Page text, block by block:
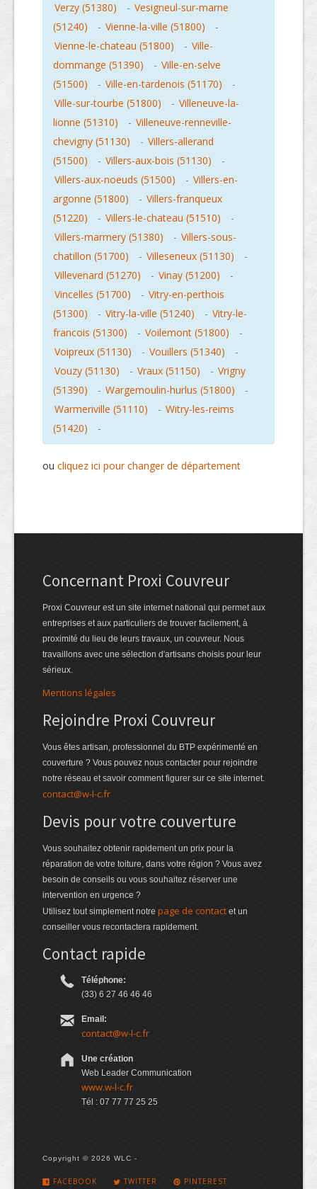
Verzy (51380)
- Vesigneul-sur-marne
(51240)
- Vienne-la-ville (51800)
-
Vienne-le-chateau (51800)
- Ville-
dommange (51390)
- Ville-en-selve
(51500)
- Ville-en-tardenois (51170)
-
Ville-sur-tourbe (51800)
- Villeneuve-la-
lionne (51310)
- Villeneuve-renneville-
chevigny (51130)
- Villers-allerand
(51500)
- Villers-aux-bois (51130)
-
Villers-aux-noeuds (51500)
- Villers-en-
argonne (51800)
- Villers-franqueux
(51220)
- Villers-le-chateau (51510)
-
Villers-marmery (51380)
- Villers-sous-
chatillon (51700)
- Villeseneux (51130)
-
Villevenard (51270)
- Vinay (51200)
-
Vincelles (51700)
- Vitry-en-perthois
(51300)
- Vitry-la-ville (51240) - Vitry-le-
francois (51300)
- Voilemont (51800)
-
Voipreux (51130)
- Vouillers (51340)
-
Vouzy (51130)
- Vraux (51150) - Vrigny
(51390)
- Wargemoulin-hurlus (51800)
-
Warmeriville (51110)
- Witry-les-reims
(51420)
-
ou cliquez ici pour changer de département
Concernant Proxi Couvreur
Proxi Couvreur est un site internet national qui permet aux
entreprises et aux particuliers de trouver facilement, à
proximité du lieu de leurs travaux, un couvreur. Nous
travaillons avec une sélection d'artisans choisis pour leur
sérieux.
Mentions légales
Rejoindre Proxi Couvreur
Vous êtes artisan, professionnel du BTP expérimenté en
couverture ? Vous pouvez nous contacter pour rejoindre
notre réseau et savoir comment figurer sur ce site internet.
contact@w-l-c.fr
Devis pour votre couverture
Vous souhaitez obtenir rapidement un prix pour la
réparation de votre toiture, dans votre région ? Vous avez
besoin de conseils ou vous souhaitez réserver une
intervention en urgence ?
Utilisez tout simplement notre page de contact et un
conseiller vous recontactera rapidement.
Contact rapide
Téléphone:
(33) 6 27 46 46 46
Email:
contact@w-l-c.fr
Une création
Web Leader Communication
www.w-l-c.fr
Tél : 07 77 77 25 25
Copyright © 2026 WLC -
FACEBOOK TWITTER PINTEREST